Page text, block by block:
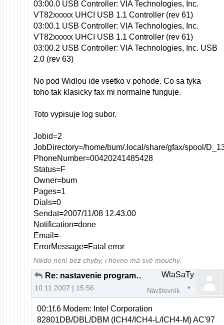
03:00.0 USB Controller: VIA Technologies, Inc.
VT82xxxxx UHCI USB 1.1 Controller (rev 61)
03:00.1 USB Controller: VIA Technologies, Inc.
VT82xxxxx UHCI USB 1.1 Controller (rev 61)
03:00.2 USB Controller: VIA Technologies, Inc. USB
2.0 (rev 63)
No pod Widlou ide vsetko v pohode. Co sa tyka
toho tak klasicky fax mi normalne funguje.
Toto vypisuje log subor.
Jobid=2
JobDirectory=/home/bum/.local/share/gfax/spool/
PhoneNumber=00420241485428
Status=F
Owner=bum
Pages=1
Dials=0
Sendat=2007/11/08 12.43.00
Notification=done
Email=-
ErrorMessage=Fatal error
Nikdo není bez chyby, i hovno má své mouchy.
Re: nastavenie programu gfax
10.11.2007 | 15:56
WlaSaTy
Návštevník
00:1f.6 Modem: Intel Corporation
82801DB/DBL/DBM (ICH4/ICH4-L/ICH4-M) AC'97